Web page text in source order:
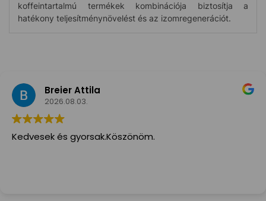
koffeintartalmú termékek kombinációja biztosítja a
hatékony teljesítménynövelést és az izomregenerációt.
Breier Attila
2026.08.03.
Kedvesek és gyorsak.Köszönöm.